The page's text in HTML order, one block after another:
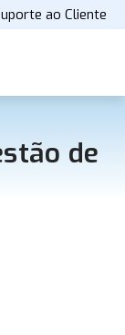
ao Cliente
de